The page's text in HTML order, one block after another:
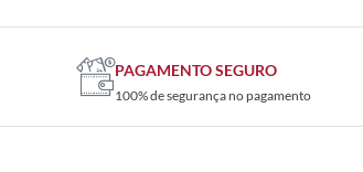
PAGAMENTO SEGURO
100% de segurança no pagamento